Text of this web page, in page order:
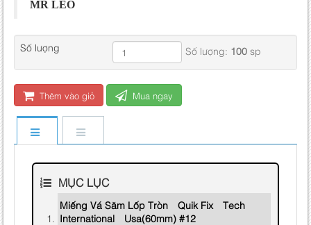
MR LEO
Số lượng Số lượng: 100 sp
Thêm vào giỏ Mua ngay
MỤC LỤC
Miếng Vá Săm Lốp Tròn Quik Fix Tech
International Usa(60mm) #12